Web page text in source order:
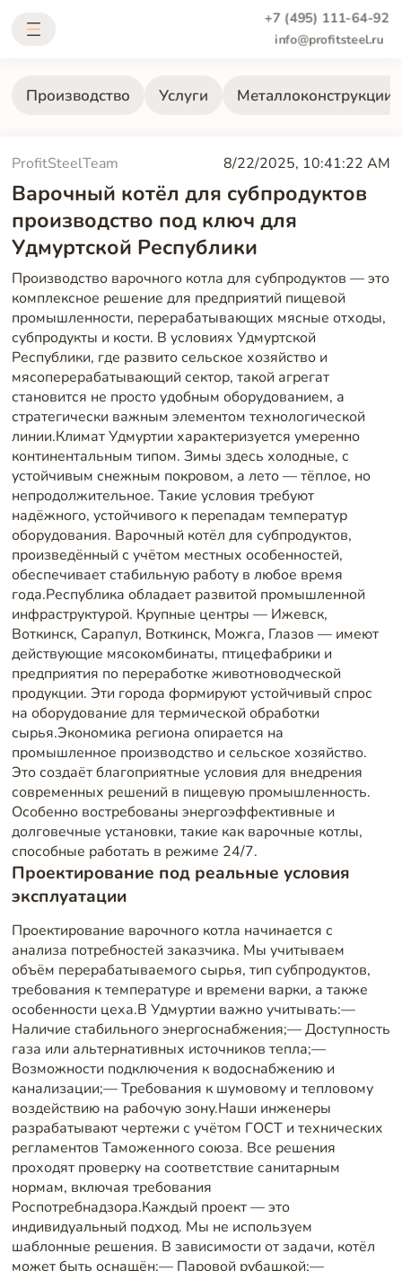
+7 (495) 111-64-92
info@profitsteel.ru
Производство Услуги Металлоконструкции
ProfitSteelTeam 8/22/2025, 10:41:22 AM
Варочный котёл для субпродуктов
производство под ключ для
Удмуртской Республики
Производство варочного котла для субпродуктов — это
комплексное решение для предприятий пищевой
промышленности, перерабатывающих мясные отходы,
субпродукты и кости. В условиях Удмуртской
Республики, где развито сельское хозяйство и
мясоперерабатывающий сектор, такой агрегат
становится не просто удобным оборудованием, а
стратегически важным элементом технологической
линии.Климат Удмуртии характеризуется умеренно
континентальным типом. Зимы здесь холодные, с
устойчивым снежным покровом, а лето — тёплое, но
непродолжительное. Такие условия требуют
надёжного, устойчивого к перепадам температур
оборудования. Варочный котёл для субпродуктов,
произведённый с учётом местных особенностей,
обеспечивает стабильную работу в любое время
года.Республика обладает развитой промышленной
инфраструктурой. Крупные центры — Ижевск,
Воткинск, Сарапул, Воткинск, Можга, Глазов — имеют
действующие мясокомбинаты, птицефабрики и
предприятия по переработке животноводческой
продукции. Эти города формируют устойчивый спрос
на оборудование для термической обработки
сырья.Экономика региона опирается на
промышленное производство и сельское хозяйство.
Это создаёт благоприятные условия для внедрения
современных решений в пищевую промышленность.
Особенно востребованы энергоэффективные и
долговечные установки, такие как варочные котлы,
способные работать в режиме 24/7.
Проектирование под реальные условия
эксплуатации
Проектирование варочного котла начинается с
анализа потребностей заказчика. Мы учитываем
объём перерабатываемого сырья, тип субпродуктов,
требования к температуре и времени варки, а также
особенности цеха.В Удмуртии важно учитывать:—
Наличие стабильного энергоснабжения;— Доступность
газа или альтернативных источников тепла;—
Возможности подключения к водоснабжению и
канализации;— Требования к шумовому и тепловому
воздействию на рабочую зону.Наши инженеры
разрабатывают чертежи с учётом ГОСТ и технических
регламентов Таможенного союза. Все решения
проходят проверку на соответствие санитарным
нормам, включая требования
Роспотребнадзора.Каждый проект — это
индивидуальный подход. Мы не используем
шаблонные решения. В зависимости от задачи, котёл
может быть оснащён:— Паровой рубашкой;—